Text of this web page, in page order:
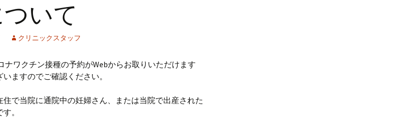
いて
クリニックスタッフ
ナワクチン接種の予約がWebからお取りいただけます
ますのでご確認ください。
で当院に通院中の妊婦さん、または当院で出産された
。